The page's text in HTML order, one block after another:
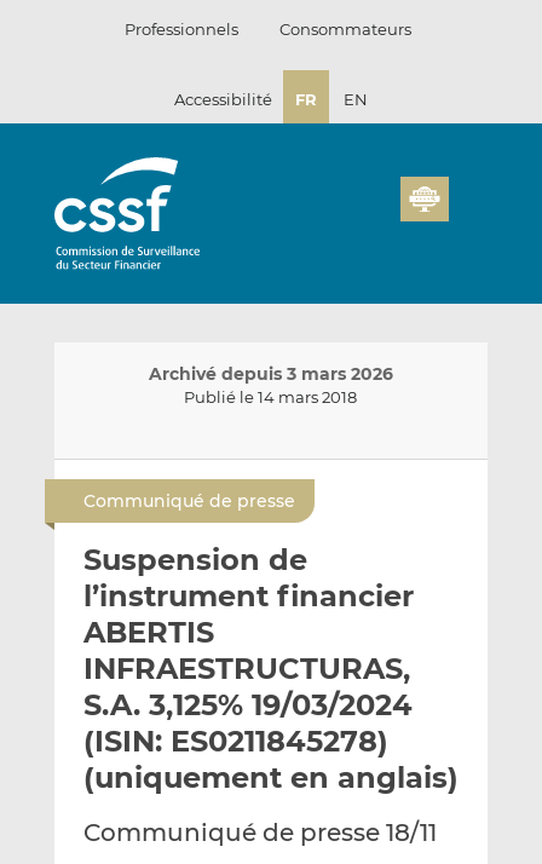
Professionnels Consommateurs
Accessibilité FR EN
Archivé depuis 3 mars 2026
Publié le 14 mars 2018
n
v
o
y
e
r
a
r
m
a
l
a
r
t
a
g
e
s
u
L
i
k
a
r
t
a
g
e
s
u
r
F
a
e
Communiqué de presse
Suspension de
l’instrument financier
ABERTIS
INFRAESTRUCTURAS,
S.A. 3,125% 19/03/2024
(ISIN: ES0211845278)
(uniquement en anglais)
Communiqué de presse 18/11